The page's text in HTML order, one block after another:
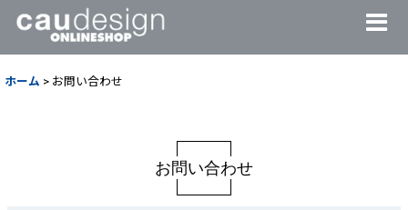
ホーム > お問い合わせ
お問い合わせ